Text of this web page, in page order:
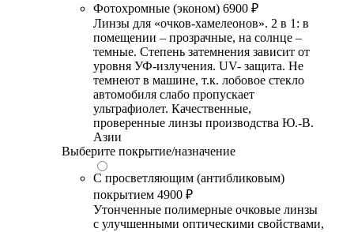
Фотохромные (эконом) 6900 ₽
Линзы для «очков-хамелеонов». 2 в 1: в
помещении – прозрачные, на солнце –
темные. Степень затемнения зависит от
уровня УФ-излучения. UV- защита. Не
темнеют в машине, т.к. лобовое стекло
автомобиля слабо пропускает
ультрафиолет. Качественные,
проверенные линзы производства Ю.-В.
Азии
Выберите покрытие/назначение
С просветляющим (антибликовым)
покрытием 4900 ₽
Утонченные полимерные очковые линзы
с улучшенными оптическими свойствами,